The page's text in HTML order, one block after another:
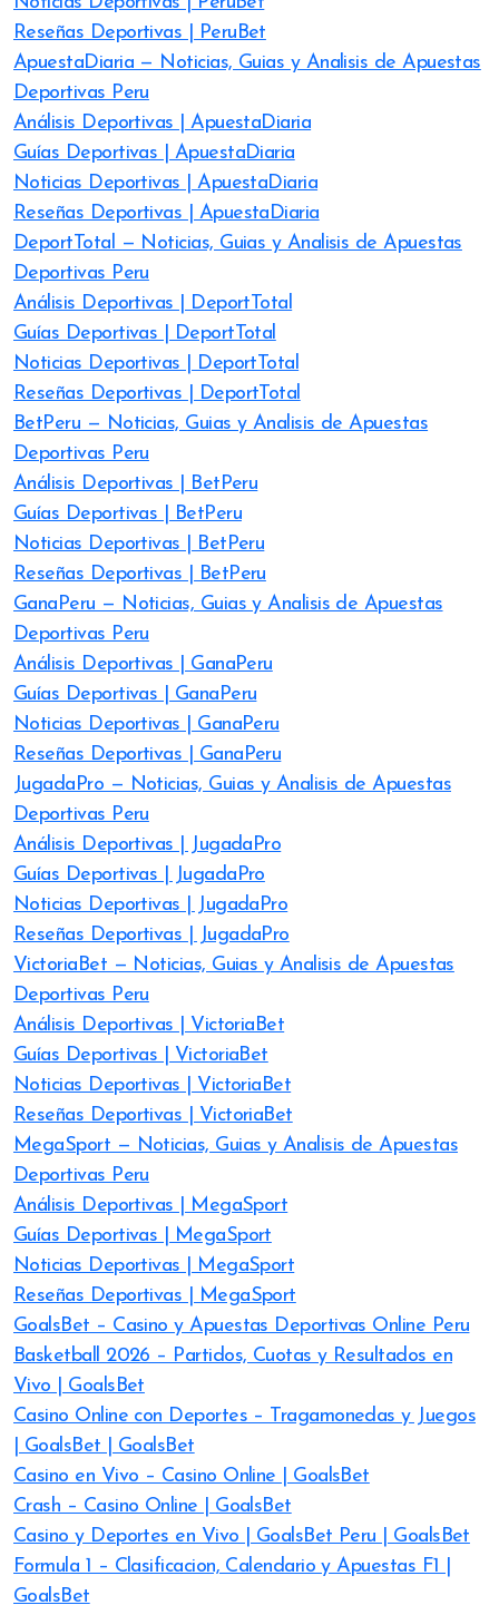
Reseñas Deportivas | PeruBet
ApuestaDiaria — Noticias, Guias y Analisis de Apuestas
Deportivas Peru
Análisis Deportivas | ApuestaDiaria
Guías Deportivas | ApuestaDiaria
Noticias Deportivas | ApuestaDiaria
Reseñas Deportivas | ApuestaDiaria
DeportTotal — Noticias, Guias y Analisis de Apuestas
Deportivas Peru
Análisis Deportivas | DeportTotal
Guías Deportivas | DeportTotal
Noticias Deportivas | DeportTotal
Reseñas Deportivas | DeportTotal
BetPeru — Noticias, Guias y Analisis de Apuestas
Deportivas Peru
Análisis Deportivas | BetPeru
Guías Deportivas | BetPeru
Noticias Deportivas | BetPeru
Reseñas Deportivas | BetPeru
GanaPeru — Noticias, Guias y Analisis de Apuestas
Deportivas Peru
Análisis Deportivas | GanaPeru
Guías Deportivas | GanaPeru
Noticias Deportivas | GanaPeru
Reseñas Deportivas | GanaPeru
JugadaPro — Noticias, Guias y Analisis de Apuestas
Deportivas Peru
Análisis Deportivas | JugadaPro
Guías Deportivas | JugadaPro
Noticias Deportivas | JugadaPro
Reseñas Deportivas | JugadaPro
VictoriaBet — Noticias, Guias y Analisis de Apuestas
Deportivas Peru
Análisis Deportivas | VictoriaBet
Guías Deportivas | VictoriaBet
Noticias Deportivas | VictoriaBet
Reseñas Deportivas | VictoriaBet
MegaSport — Noticias, Guias y Analisis de Apuestas
Deportivas Peru
Análisis Deportivas | MegaSport
Guías Deportivas | MegaSport
Noticias Deportivas | MegaSport
Reseñas Deportivas | MegaSport
GoalsBet – Casino y Apuestas Deportivas Online Peru
Basketball 2026 – Partidos, Cuotas y Resultados en
Vivo | GoalsBet
Casino Online con Deportes – Tragamonedas y Juegos
| GoalsBet | GoalsBet
Casino en Vivo – Casino Online | GoalsBet
Crash – Casino Online | GoalsBet
Casino y Deportes en Vivo | GoalsBet Peru | GoalsBet
Formula 1 – Clasificacion, Calendario y Apuestas F1 |
GoalsBet